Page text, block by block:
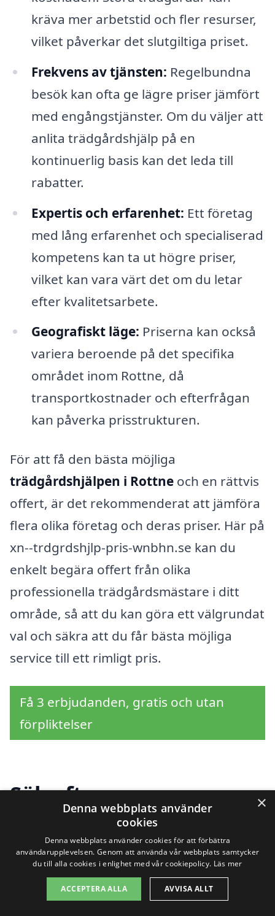
kräva mer arbetstid och fler resurser,
vilket påverkar det slutgiltiga priset.
Frekvens av tjänsten: Regelbundna
besök kan ofta ge lägre priser jämfört
med engångstjänster. Om du väljer att
anlita trädgårdshjälp på en
kontinuerlig basis kan det leda till
rabatter.
Expertis och erfarenhet: Ett företag
med lång erfarenhet och specialiserad
kompetens kan ta ut högre priser,
vilket kan vara värt det om du letar
efter kvalitetsarbete.
Geografiskt läge: Priserna kan också
variera beroende på det specifika
området inom Rottne, då
transportkostnader och efterfrågan
kan påverka prisstrukturen.
För att få den bästa möjliga
trädgårdshjälpen i Rottne och en rättvis
offert, är det rekommenderat att jämföra
flera olika företag och deras priser. Här på
xn--trdgrdshjlp-pris-wnbhn.se kan du
enkelt begära offert från olika
professionella trädgårdsmästare i ditt
område, så att du kan göra ett välgrundat
val och säkra att du får bästa möjliga
service till ett rimligt pris.
Få 3 erbjudanden, gratis och utan
förpliktelser
Sök efter en
professionell för
trädgårdshjälp i andra
städer nära Rottne
×
Denna webbplats använder
cookies
Denna webbplats använder cookies för att förbättra
användarupplevelsen. Genom att använda vår webbplats samtycker
du till alla cookies i enlighet med vår cookiepolicy. Läs mer
ACCEPTERA ALLA AVVISA ALLT